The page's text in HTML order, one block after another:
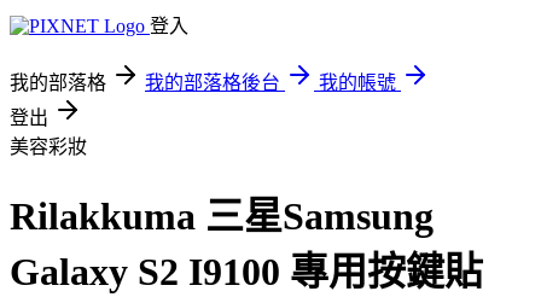
登入
我的部落格 我的部落格後台
我的帳號
登出
美容彩妝
Rilakkuma 三星Samsung
Galaxy S2 I9100 專用按鍵貼